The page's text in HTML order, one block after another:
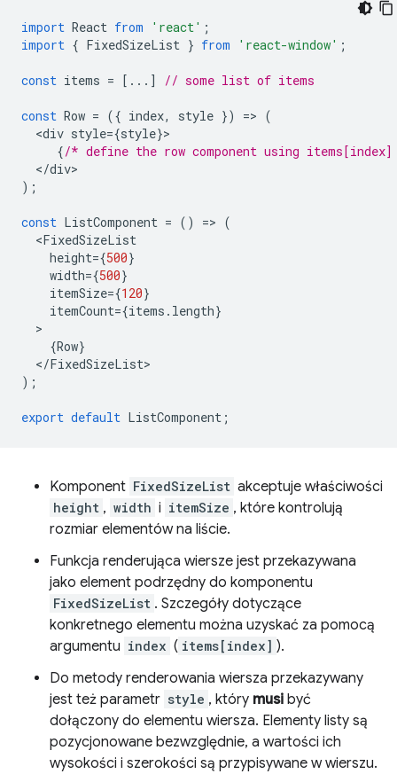
import React from 'react' ;
import { FixedSizeList } from 'react-window' ;
const items = [...] // some list of items
const Row = ({ index, style }) => (
<div style={style}
{/* define the row component using
</div
);
const ListComponent = () => (
<FixedSizeList
height={500}
width={500}
itemSize={120}
itemCount={items . length}
{Row}
</FixedSizeList
);
export default ListComponent ;
Komponent FixedSizeList akceptuje właściwości
height , width i itemSize , które kontrolują
rozmiar elementów na liście.
Funkcja renderująca wiersze jest przekazywana
jako element podrzędny do komponentu
FixedSizeList . Szczegóły dotyczące
konkretnego elementu można uzyskać za pomocą
argumentu index ( items[index] ).
Do metody renderowania wiersza przekazywany
jest też parametr style , który musi być
dołączony do elementu wiersza. Elementy listy są
pozycjonowane bezwzględnie, a wartości ich
wysokości i szerokości są przypisywane w wierszu.